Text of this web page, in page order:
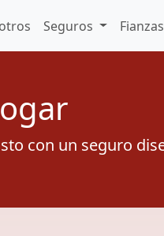
Seguros Fianzas
con un seguro